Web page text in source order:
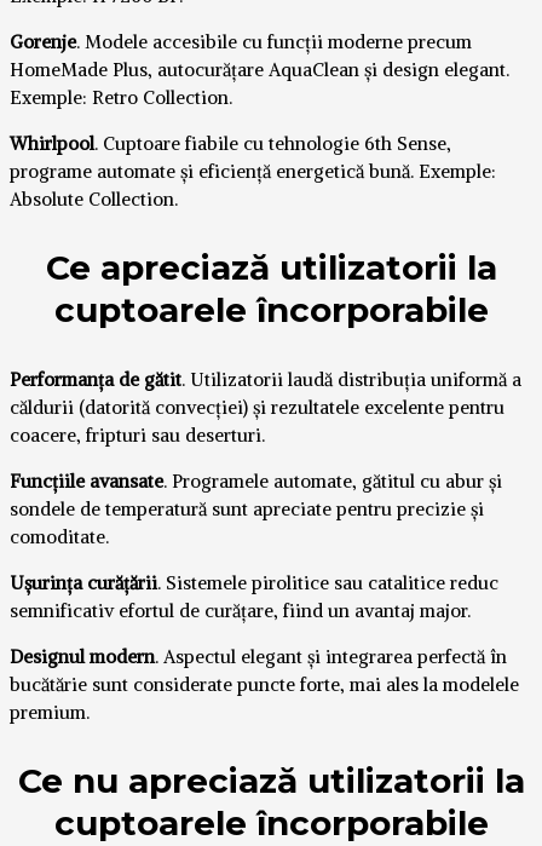
Gorenje. Modele accesibile cu funcții moderne precum
HomeMade Plus, autocurățare AquaClean și design elegant.
Exemple: Retro Collection.
Whirlpool. Cuptoare fiabile cu tehnologie 6th Sense,
programe automate și eficiență energetică bună. Exemple:
Absolute Collection.
Ce apreciază utilizatorii la
cuptoarele încorporabile
Performanța de gătit. Utilizatorii laudă distribuția uniformă a
căldurii (datorită convecției) și rezultatele excelente pentru
coacere, fripturi sau deserturi.
Funcțiile avansate. Programele automate, gătitul cu abur și
sondele de temperatură sunt apreciate pentru precizie și
comoditate.
Ușurința curățării. Sistemele pirolitice sau catalitice reduc
semnificativ efortul de curățare, fiind un avantaj major.
Designul modern. Aspectul elegant și integrarea perfectă în
bucătărie sunt considerate puncte forte, mai ales la modelele
premium.
Ce nu apreciază utilizatorii la
cuptoarele încorporabile